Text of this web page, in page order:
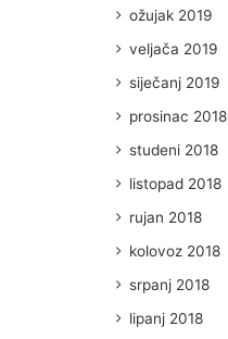
ožujak 2019
veljača 2019
siječanj 2019
prosinac 2018
studeni 2018
listopad 2018
rujan 2018
kolovoz 2018
srpanj 2018
lipanj 2018